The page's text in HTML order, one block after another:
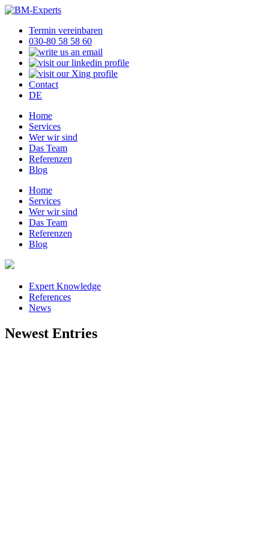
Termin vereinbaren
030-80 58 58 60
Contact
DE
Home
Services
Wer wir sind
Das Team
Referenzen
Blog
Home
Services
Wer wir sind
Das Team
Referenzen
Blog
Expert Knowledge
References
News
Newest Entries